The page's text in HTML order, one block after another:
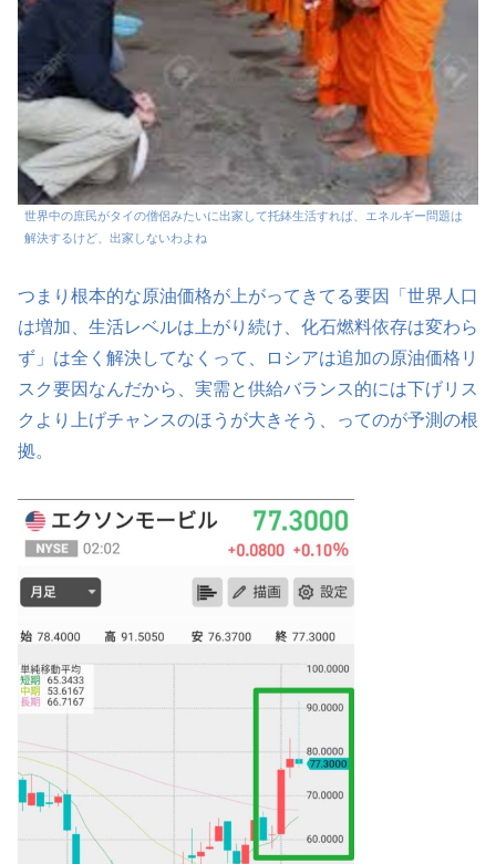
世界中の庶民がタイの僧侶みたいに出家して托鉢生活すれば、エネルギー問題は
解決するけど、出家しないわよね
つまり根本的な原油価格が上がってきてる要因「世界人口
は増加、生活レベルは上がり続け、化石燃料依存は変わら
ず」は全く解決してなくって、ロシアは追加の原油価格リ
スク要因なんだから、実需と供給バランス的には下げリス
クより上げチャンスのほうが大きそう、ってのが予測の根
拠。